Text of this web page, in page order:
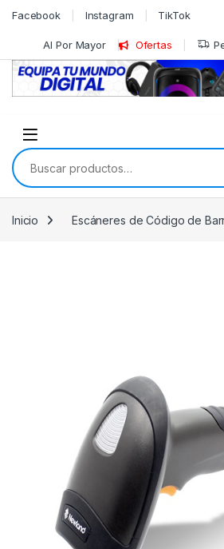
Skip to navigation
Skip to content
Facebook Instagram TikTok
Al Por Mayor Ofertas
Buscar por:
Inicio Escáneres de Código de